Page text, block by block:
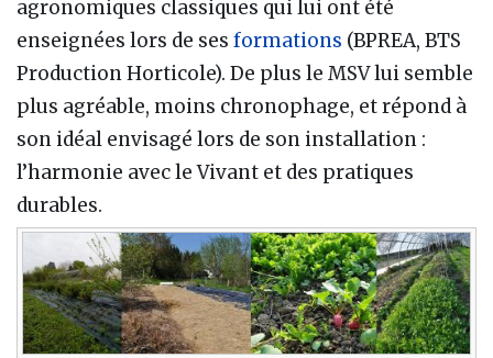
agronomiques classiques qui lui ont été
enseignées lors de ses formations (BPREA, BTS
Production Horticole). De plus le MSV lui semble
plus agréable, moins chronophage, et répond à
son idéal envisagé lors de son installation :
l’harmonie avec le Vivant et des pratiques
durables.